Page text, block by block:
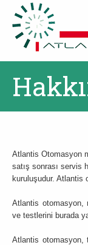
Atlantis Otomasyon
satış sonrası servis
kuruluşudur. Atlantis
Atlantis otomasyon,
ve testlerini burada
Atlantis otomasyon,